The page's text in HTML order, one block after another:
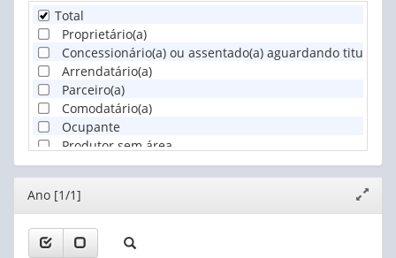
Total
Proprietário(a)
Concessionário(a) ou assentado(a) aguardando
Arrendatário(a)
Parceiro(a)
Comodatário(a)
Ocupante
Produtor sem área
Editor
janela
Ano [1/1]